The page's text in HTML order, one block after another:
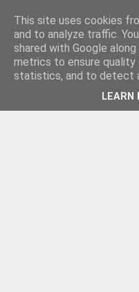
This site uses cookies
and to analyze traffic.
shared with Google
metrics to ensure quality
statistics, and to detect
LEARN